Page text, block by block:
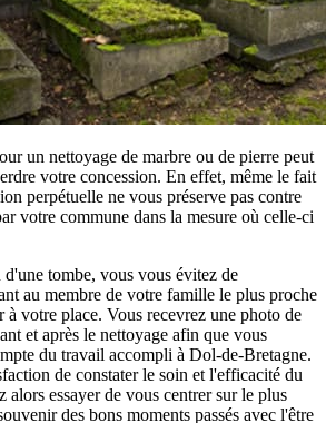
un nettoyage de marbre ou de pierre peut
votre concession. En effet, même le fait
perpétuelle ne vous préserve pas contre
votre commune dans la mesure où celle-ci
tombe, vous vous évitez de
au membre de votre famille le plus proche
à votre place. Vous recevrez une photo de
et après le nettoyage afin que vous
du travail accompli à Dol-de-Bretagne.
de constater le soin et l'efficacité du
alors essayer de vous centrer sur le plus
des bons moments passés avec l'être